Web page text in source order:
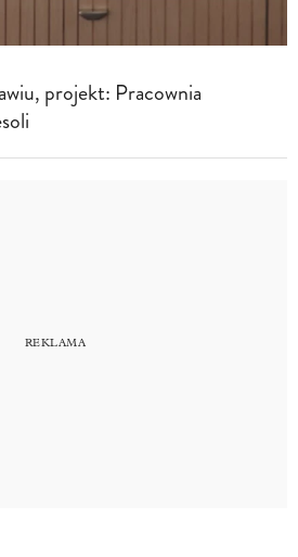
projekt: Pracownia